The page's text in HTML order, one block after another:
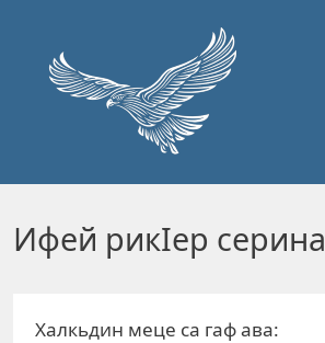
Ифей рикIер серина
Халкьдин меце са гаф ава: